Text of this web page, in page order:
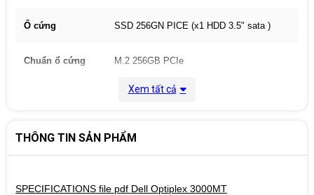
Ổ cứng SSD 256GN PICE (x1 HDD 3.5" sata )
Chuẩn ổ cứng M.2 256GB PCIe
Intel Graphics
Kết nối mạng Gigabit lan
Xem tất cả
THÔNG TIN SẢN PHẨM
SPECIFICATIONS file pdf Dell Optiplex 3000MT